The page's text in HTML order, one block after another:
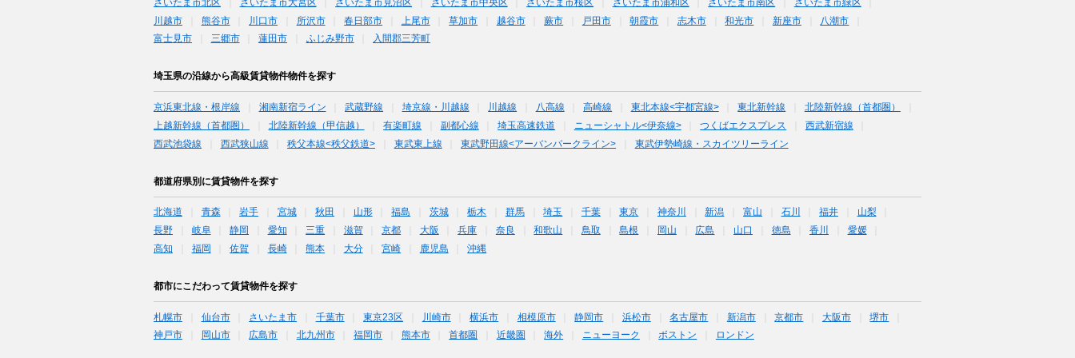
さいたま市北区 さいたま市大宮区 さいたま市見沼区 さいたま市中央区 さいたま市桜区 さいたま市浦和区 さいたま市南区
さいたま市緑区
川越市
熊谷市 川口市 所沢市 春日部市 上尾市 草加市 越谷市 蕨市 戸田市 朝霞市 志木市 和光市 新座市
八潮市
富士見市
三郷市 蓮田市 ふじみ野市 入間郡三芳町
埼玉県の沿線から高級賃貸物件物件を探す
京浜東北線・根岸線 湘南新宿ライン 武蔵野線 埼京線・川越線 川越線 八高線 高崎線 東北本線<宇都宮線> 東北新幹線
北陸新幹線（首都圏）
上越新幹線（首都圏）
北陸新幹線（甲信越） 有楽町線 副都心線 埼玉高速鉄道 ニューシャトル<伊奈線> つくばエクスプレス
西武新宿線
西武池袋線
西武狭山線 秩父本線<秩父鉄道> 東武東上線 東武野田線<アーバンパークライン> 東武伊勢崎線・スカイツリーライン
都道府県別に賃貸物件を探す
北海道 青森 岩手 宮城 秋田 山形 福島 茨城 栃木 群馬 埼玉 千葉 東京 神奈川 新潟 富山 石川 福井
山梨
長野
岐阜 静岡 愛知 三重 滋賀 京都 大阪 兵庫 奈良 和歌山 鳥取 島根 岡山 広島 山口 徳島 香川
愛媛
高知
福岡 佐賀 長崎 熊本 大分 宮崎 鹿児島 沖縄
都市にこだわって賃貸物件を探す
札幌市 仙台市 さいたま市 千葉市 東京23区 川崎市 横浜市 相模原市 静岡市 浜松市 名古屋市 新潟市 京都市 大阪市
堺市
神戸市
岡山市 広島市 北九州市 福岡市 熊本市 首都圏 近畿圏 海外 ニューヨーク ボストン ロンドン